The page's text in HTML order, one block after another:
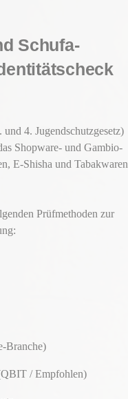
Schufa-
4. Jugendschutzgesetz)
Shopware- und Gambio-
E-Shisha und Tabakwaren
Prüfmethoden zur
Branche)
/ Empfohlen)